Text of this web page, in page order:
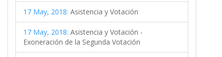
17 May, 2018: Asistencia y Votación
17 May, 2018: Asistencia y Votación -
Exoneración de la Segunda Votación